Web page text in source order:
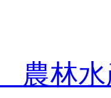
農林水